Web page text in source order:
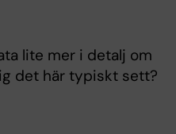
lite mer i detalj om
det här typiskt sett?